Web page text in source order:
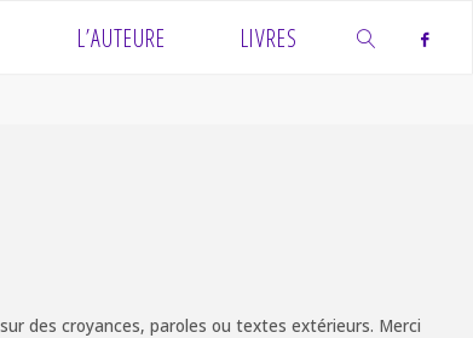
L’AUTEURE LIVRES
des croyances, paroles ou textes extérieurs. Merci